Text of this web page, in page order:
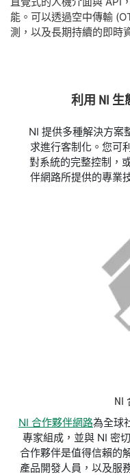
能。可以透過空中傳輸
測，以及長期持續的即時
利用 NI 生
NI 提供多種解決方案
求進行客制化。您可
對系統的完整控制，
伴網路所提供的專業
NI
NI 合作夥伴網路為全球
專家組成，並與 NI 密
合作夥伴是值得信賴的
產品開發人員，以及服